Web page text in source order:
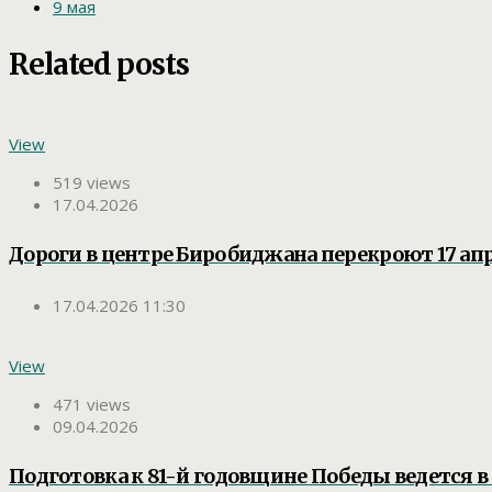
9 мая
Related posts
View
519 views
17.04.2026
Дороги в центре Биробиджана перекроют 17
17.04.2026 11:30
View
471 views
09.04.2026
Подготовка к 81-й годовщине Победы ведется